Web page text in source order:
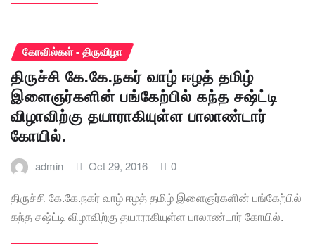
கோவில்கள் - திருவிழா
திருச்சி கே.கே.நகர் வாழ் ஈழத் தமிழ்
இளைஞர்களின் பங்கேற்பில் கந்த சஷ்ட்டி
விழாவிற்கு தயாராகியுள்ள பாலாண்டார்
கோயில்.
admin Oct 29, 2016 0
திருச்சி கே.கே.நகர் வாழ் ஈழத் தமிழ் இளைஞர்களின் பங்கேற்பில்
கந்த சஷ்ட்டி விழாவிற்கு தயாராகியுள்ள பாலாண்டார் கோயில்.